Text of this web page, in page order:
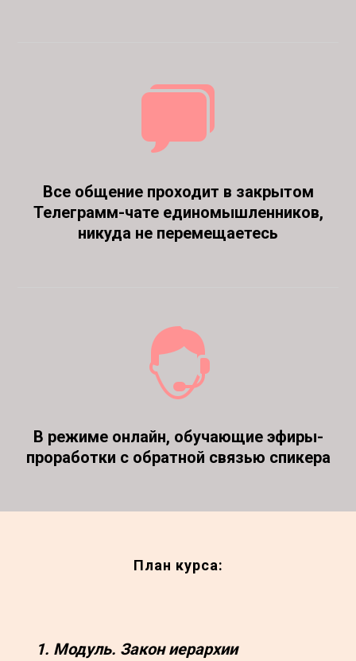
Все общение проходит в закрытом
Телеграмм-чате единомышленников,
никуда не перемещаетесь
В режиме онлайн, обучающие эфиры-
проработки с обратной связью спикера
План курса:
1. Модуль. Закон иерархии